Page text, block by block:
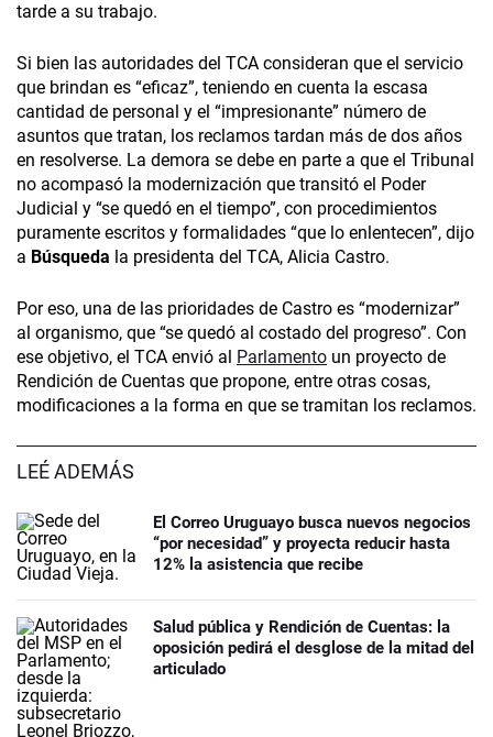
tarde a su trabajo.
Si bien las autoridades del TCA consideran que el servicio
que brindan es “eficaz”, teniendo en cuenta la escasa
cantidad de personal y el “impresionante” número de
asuntos que tratan, los reclamos tardan más de dos años
en resolverse. La demora se debe en parte a que el Tribunal
no acompasó la modernización que transitó el Poder
Judicial y “se quedó en el tiempo”, con procedimientos
puramente escritos y formalidades “que lo enlentecen”, dijo
a Búsqueda la presidenta del TCA, Alicia Castro.
Por eso, una de las prioridades de Castro es “modernizar”
al organismo, que “se quedó al costado del progreso”. Con
ese objetivo, el TCA envió al Parlamento un proyecto de
Rendición de Cuentas que propone, entre otras cosas,
modificaciones a la forma en que se tramitan los reclamos.
LEÉ ADEMÁS
El Correo Uruguayo busca nuevos negocios
“por necesidad” y proyecta reducir hasta
12% la asistencia que recibe
Salud pública y Rendición de Cuentas: la
oposición pedirá el desglose de la mitad del
articulado